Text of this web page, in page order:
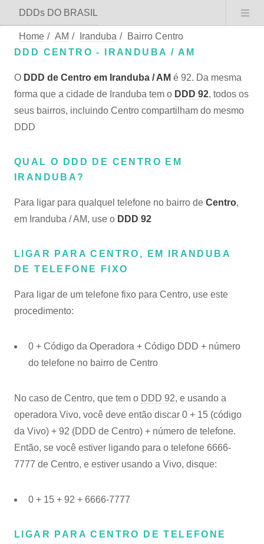
DDDs DO BRASIL
Home / AM / Iranduba /
Bairro Centro
DDD CENTRO - IRANDUBA / AM
O DDD de Centro em Iranduba / AM é 92. Da mesma
forma que a cidade de Iranduba tem o DDD 92, todos os
seus bairros, incluindo Centro compartilham do mesmo
DDD
QUAL O DDD DE CENTRO EM
IRANDUBA?
Para ligar para qualquel telefone no bairro de Centro,
em Iranduba / AM, use o DDD 92
LIGAR PARA CENTRO, EM IRANDUBA
DE TELEFONE FIXO
Para ligar de um telefone fixo para Centro, use este
procedimento:
0 + Código da Operadora + Código DDD + número
do telefone no bairro de Centro
No caso de Centro, que tem o DDD 92, e usando a
operadora Vivo, você deve então discar 0 + 15 (código
da Vivo) + 92 (DDD de Centro) + número de telefone.
Então, se você estiver ligando para o telefone 6666-
7777 de Centro, e estiver usando a Vivo, disque:
0 + 15 + 92 + 6666-7777
LIGAR PARA CENTRO DE TELEFONE